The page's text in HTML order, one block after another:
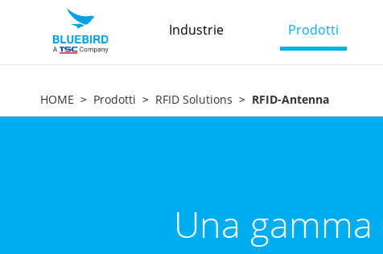
Industrie Prodotti
HOME Prodotti RFID Solutions RFID-Antenna
Una